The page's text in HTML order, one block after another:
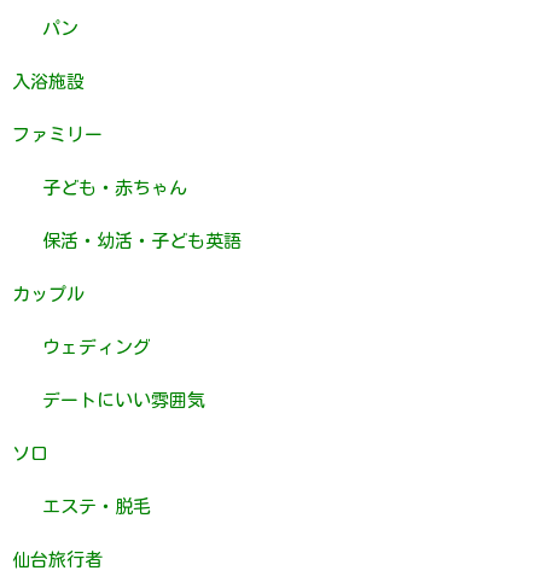
パン
入浴施設
ファミリー
子ども・赤ちゃん
保活・幼活・子ども英語
カップル
ウェディング
デートにいい雰囲気
ソロ
エステ・脱毛
仙台旅行者